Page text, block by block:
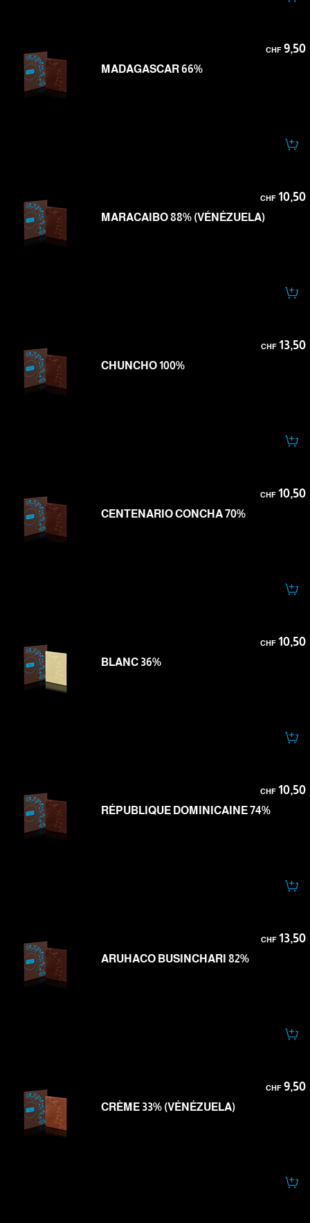
CHF9,50
MADAGASCAR 66%
CHF10,50
MARACAIBO 88% (VÉNÉZUELA)
CHF13,50
CHUNCHO 100%
CHF10,50
CENTENARIO CONCHA 70%
CHF10,50
BLANC 36%
CHF10,50
RÉPUBLIQUE DOMINICAINE 74%
CHF13,50
ARUHACO BUSINCHARI 82%
CHF9,50
CRÈME 33% (VÉNÉZUELA)